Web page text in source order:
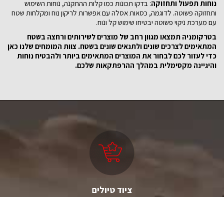
נוחות תפעול ותחזוקה: בדקו תכונות כמו קלות ההתקנה, נוחות השימוש
ותחזוקה פשוטה. לדוגמה, כסאות אסלה עם אפשרות לריקון נוח ומקלחות שטח
עם מערכת ניקוי פשוטה יבטיחו שימוש קל ונוח.
בטרקומניה תמצאו מגוון רחב של מוצרים לשירותים ורחצה בשטח
המתאימים לצרכים שונים ולתנאים שונים בשטח. צוות המומחים שלנו כאן
כדי לעזור לכם לבחור את המוצרים המתאימים ביותר ולהבטיח נוחות
והיגיינה מקסימלית במהלך ההרפתקאות שלכם.
ציוד טיולים